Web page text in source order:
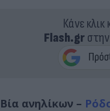
Κάνε κλικ
Flash.gr
Βία ανηλίκων –